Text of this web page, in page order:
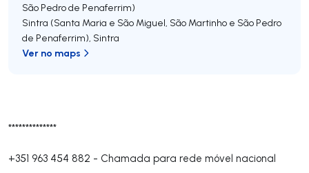
**************
+351 963 454 882 - Chamada para rede móvel nacional
São Pedro de Penaferrim)
Sintra (Santa Maria e São Miguel, São Martinho e São Pedro
de Penaferrim), Sintra
Ver no maps